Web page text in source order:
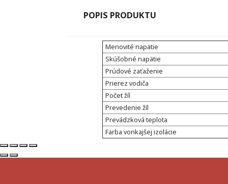
POPIS PRODUKTU
Menovité napätie
Skúšobné napätie
Prúdové zaťaženie
Prierez vodiča
Počet žíl
Prevedenie žíl
Prevádzková teplota
Farba vonkajšej izolácie